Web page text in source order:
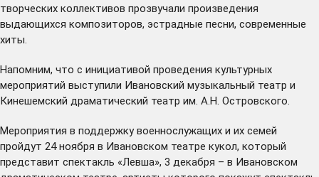
творческих коллективов прозвучали произведения
выдающихся композиторов, эстрадные песни, современные
хиты.
Напомним, что с инициативой проведения культурных
мероприятий выступили Ивановский музыкальный театр и
Кинешемский драматический театр им. А.Н. Островского.
Мероприятия в поддержку военнослужащих и их семей
пройдут 24 ноября в Ивановском театре кукол, который
представит спектакль «Левша», 3 декабря – в Ивановском